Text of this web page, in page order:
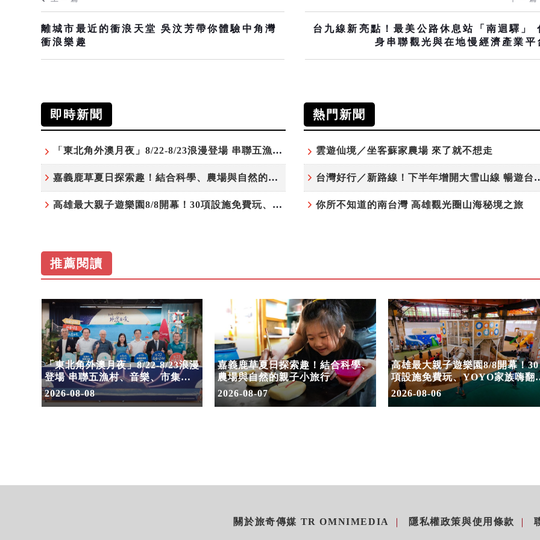
離城市最近的衝浪天堂 吳汶芳帶你體驗中角灣
衝浪樂趣
台九線新亮點！最美公路休息站「南迴驛」
身串聯觀光與在地慢經濟產業平
即時新聞
「東北角外澳月夜」8/22-8/23浪漫登場 串聯五漁村、音樂、市集、火舞與慢旅共度夏夜
嘉義鹿草夏日探索趣！結合科學、農場與自然的親子小旅行
高雄最大親子遊樂園8/8開幕！30項設施免費玩、YOYO家族嗨翻暑假
熱門新聞
雲遊仙境／坐客蘇家農場 來了就不想走
台灣好行／新路線！下半
你所不知道的南台灣 高雄觀光圈山海秘境之旅
推薦閱讀
「東北角外澳月夜」8/22-8/23浪漫
登場 串聯五漁村、音樂、市集、
火舞與慢旅共度夏夜
2026-08-08
嘉義鹿草夏日探索趣！結合科學、
農場與自然的親子小旅行
2026-08-07
高雄最大親子遊樂園8/8開幕！30
項設施免費玩、YOYO家族嗨翻
假
2026-08-06
關於旅奇傳媒 TR OMNIMEDIA 隱私權政策與使用條款